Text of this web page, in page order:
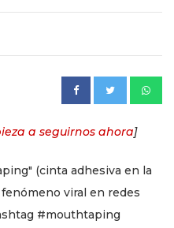
a seguirnos ahora]
(cinta adhesiva en la
viral en redes
#mouthtaping